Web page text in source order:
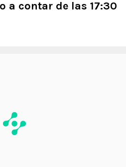
a contar de las 17:30